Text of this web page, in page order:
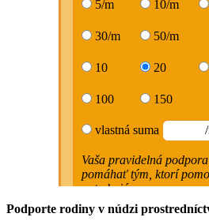
Podporte rodiny v núdzi